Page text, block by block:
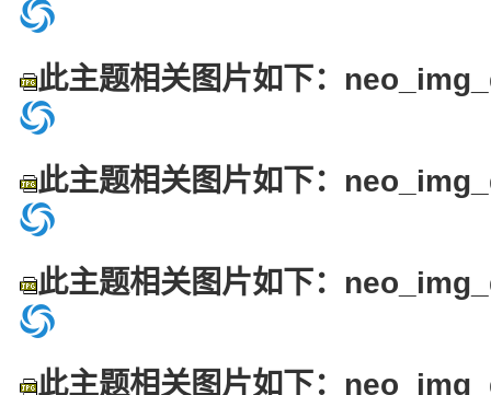
此主题相关图片如下：
此主题相关图片如下：
此主题相关图片如下：
此主题相关图片如下：